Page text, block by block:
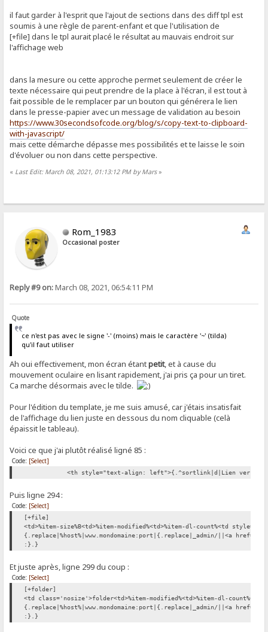
il faut garder à l'esprit que l'ajout de sections dans des diff tpl est
soumis à une règle de parent-enfant et que l'utilisation de
[+file] dans le tpl aurait placé le résultat au mauvais endroit sur
l'affichage web
dans la mesure ou cette approche permet seulement de créer le
texte nécessaire qui peut prendre de la place à l'écran, il est tout à
fait possible de le remplacer par un bouton qui générera le lien
dans le presse-papier avec un message de validation au besoin
https://www.30secondsofcode.org/blog/s/copy-text-to-clipboard-
with-javascript/
mais cette démarche dépasse mes possibilités et te laisse le soin
d'évoluer ou non dans cette perspective.
« Last Edit: March 08, 2021, 01:13:12 PM by Mars»
Rom_1983
Occasional poster
Reply #9 on:March 08, 2021, 06:54:11 PM
Quote
ce n'est pas avec le signe '-' (moins) mais le caractère '~' (tilda)
qu'il faut utiliser
Ah oui effectivement, mon écran étantpetit, et à cause du
mouvement oculaire en lisant rapidement, j'ai pris ça pour un tiret.
Ca marche désormais avec le tilde.
Pour l'édition du template, je me suis amusé, car j'étais insatisfait
de l'affichage du lien juste en dessous du nom cliquable (celà
épaissit le tableau).
Voici ce que j'ai plutôt réalisé ligné 85 :
Code: [Select]
<th style="text-align: left">{.^sortlink|d|Lien vers la
Puis ligne 294 :
Code: [Select]
[+file]
<td>%item-size%B<td>%item-modified%<td>%item-dl-count%<td
{.replace|%host%|www.mondomaine:port|{.replace|_admin/||<a
:}.}
Et juste après, ligne 299 du coup :
Code: [Select]
[+folder]
<td class='nosize'>folder<td>%item-modified%<td>%item-dl-
{.replace|%host%|www.mondomaine:port|{.replace|_admin/||<a
:}.}